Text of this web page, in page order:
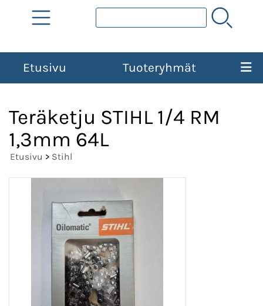
Etusivu Tuoteryhmät
Teräketju STIHL 1/4 RM
1,3mm 64L
Etusivu > Stihl